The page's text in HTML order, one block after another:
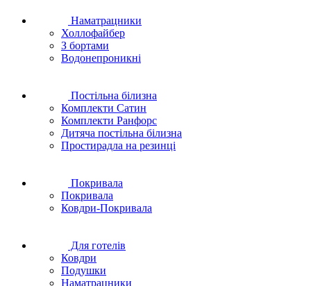
Наматрацники
Холлофайбер
З бортами
Водонепроникні
Постільна білизна
Комплекти Сатин
Комплекти Ранфорс
Дитяча постільна білизна
Простирадла на резинці
Покривала
Покривала
Ковдри-Покривала
Для готелів
Ковдри
Подушки
Наматрацники